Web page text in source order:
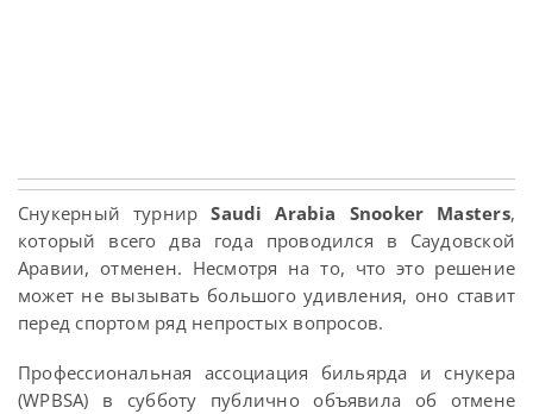
Снукерный турнирSaudi Arabia Snooker Masters,
который всего два года проводился в Саудовской
Аравии, отменен. Несмотря на то, что это решение
может не вызывать большого удивления, оно ставит
перед спортом ряд непростых вопросов.
Профессиональная ассоциация бильярда и снукера
(WPBSA) в субботу публично объявила об отмене